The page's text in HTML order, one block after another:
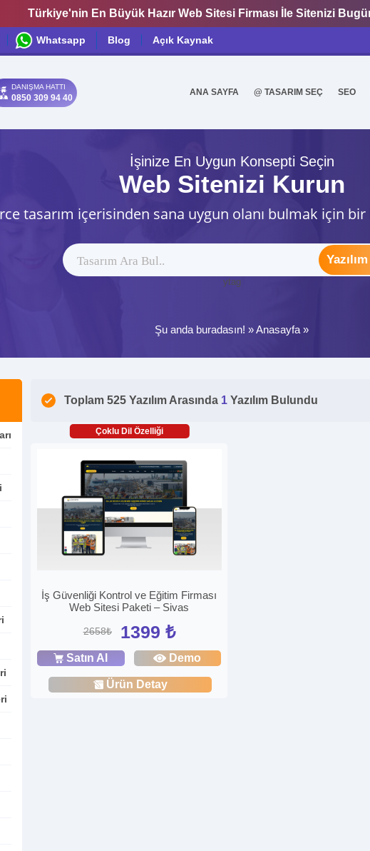
Türkiye'nin En Büyük Hazır Web Sitesi Firması İle Sitenizi
Whatsapp Blog Açık Kaynak
DANIŞMA HATTI
0850 309 94 40
ANA SAYFA @ TASARIM SEÇ SEO
İşinize En Uygun Konsepti Seçin
Web Sitenizi Kurun
tasarım içerisinden sana uygun olanı bulmak için
ytag
Şu anda buradasın! »Anasayfa »
Toplam 525 Yazılım Arasında 1 Yazılım Bulundu
Çoklu Dil Özelliği
İş Güvenliği Kontrol ve Eğitim Firması
Web Sitesi Paketi – Sivas
2658₺ 1399 ₺
Satın Al Demo
Ürün Detay